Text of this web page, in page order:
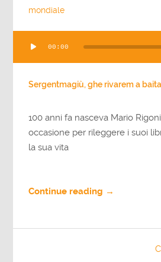
mondiale
Player
00:00
Sergentmagiù, ghe rivarem a
100 anni fa nasceva Mario
occasione per rileggere i suoi
la sua vita
Continue reading →